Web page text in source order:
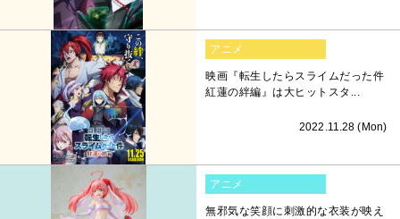
アニメ
映画『転生したらスライムだった件
紅蓮の絆編』は大ヒットスタ...
2022.11.28 (Mon)
アニメ
無邪気な笑顔に刺激的な衣装が映え